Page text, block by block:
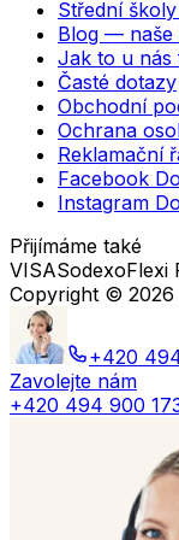
Střední
Blog — naše
Jak to u nás
Časté dotazy
Obchodní
Ochrana
Reklamační
Facebook
Instagram
Přijímáme také
VISASodexoFlexi
Copyright © 2026
+420
Zavolejte nám
+420 494 900